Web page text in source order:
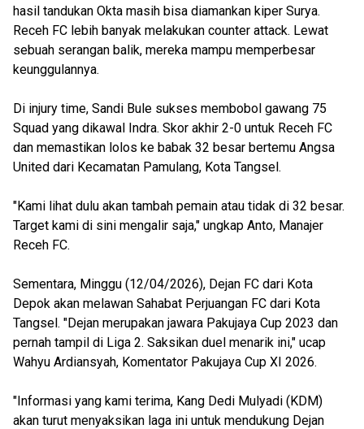
hasil tandukan Okta masih bisa diamankan kiper Surya.
Receh FC lebih banyak melakukan counter attack. Lewat
sebuah serangan balik, mereka mampu memperbesar
keunggulannya.
Di injury time, Sandi Bule sukses membobol gawang 75
Squad yang dikawal Indra. Skor akhir 2-0 untuk Receh FC
dan memastikan lolos ke babak 32 besar bertemu Angsa
United dari Kecamatan Pamulang, Kota Tangsel.
"Kami lihat dulu akan tambah pemain atau tidak di 32 besar.
Target kami di sini mengalir saja," ungkap Anto, Manajer
Receh FC.
Sementara, Minggu (12/04/2026), Dejan FC dari Kota
Depok akan melawan Sahabat Perjuangan FC dari Kota
Tangsel. "Dejan merupakan jawara Pakujaya Cup 2023 dan
pernah tampil di Liga 2. Saksikan duel menarik ini," ucap
Wahyu Ardiansyah, Komentator Pakujaya Cup XI 2026.
"Informasi yang kami terima, Kang Dedi Mulyadi (KDM)
akan turut menyaksikan laga ini untuk mendukung Dejan